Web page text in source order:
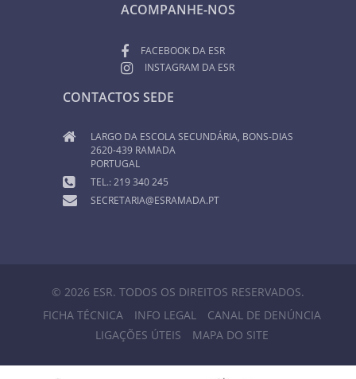
ACOMPANHE-NOS
FACEBOOK DA ESR
INSTAGRAM DA ESR
CONTACTOS SEDE
LARGO DA ESCOLA SECUNDÁRIA, BONS-DIAS
2620-439 RAMADA
PORTUGAL
TEL.: 219 340 245
SECRETARIA@ESRAMADA.PT
© 2026 ESR. TODOS OS DIREITOS RESERVADOS.
FICHA TÉCNICA
INFO LEGAL
CANAL DE DENÚNCIA
LIGAÇÕES ÚTEIS
MAPA DO SITE